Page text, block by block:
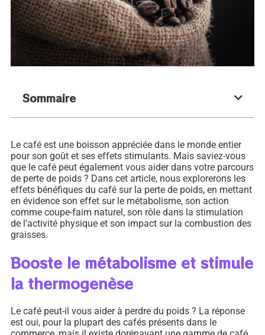
Sommaire
Le café est une boisson appréciée dans le monde entier
pour son goût et ses effets stimulants. Mais saviez-vous
que le café peut également vous aider dans votre parcours
de perte de poids ? Dans cet article, nous explorerons les
effets bénéfiques du café sur la perte de poids, en mettant
en évidence son effet sur le métabolisme, son action
comme coupe-faim naturel, son rôle dans la stimulation
de l’activité physique et son impact sur la combustion des
graisses.
Booste le métabolisme et stimule
la thermogenèse
Le café peut-il vous aider à perdre du poids ? La réponse
est oui, pour la plupart des cafés présents dans le